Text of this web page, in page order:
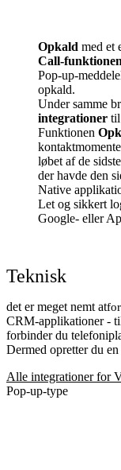
Opkald med et
Call-funktionen
Pop-up-
opkald.
Under samme
integrationer
Funktionen
løbet af de
der havde den
Native
Let og sikkert
Google- eller
Teknisk
det er meget nemt at
CRM-applikationer -
forbinder du
Dermed opretter du
Alle integrationer for
Pop-up-type